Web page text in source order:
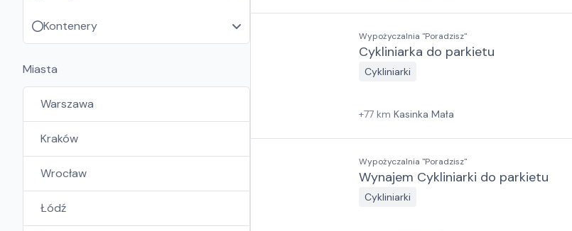
Wypożyczalnia "Poradzisz"
Cykliniarka do parkietu
Cykliniarki
+77 km Kasinka Mała
Wypożyczalnia "Poradzisz"
Wynajem Cykliniarki do parkietu
Cykliniarki
Kontenery
Miasta
Warszawa
Kraków
Wrocław
Łódź